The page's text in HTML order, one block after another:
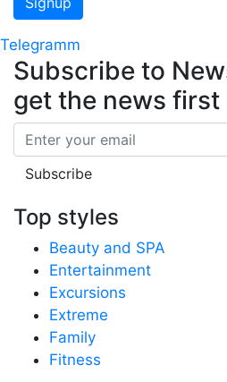
Telegramm
Subscribe to
get the news first
Email
Subscribe
Top styles
Beauty and SPA
Entertainment
Excursions
Extreme
Family
Fitness